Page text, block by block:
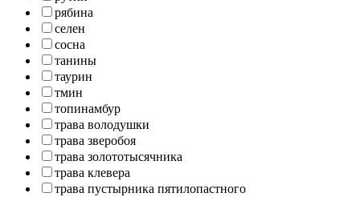
рябина
селен
сосна
танины
таурин
тмин
топинамбур
трава володушки
трава зверобоя
трава золототысячника
трава клевера
трава пустырника пятилопастного